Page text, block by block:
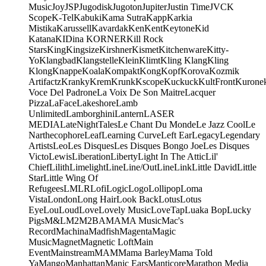
MusicJoyJSPJugodiskJugotonJupiterJustin TimeJVCK
ScopeK-TelKabukiKama SutraKappKarkia
MistikaKarussellKavardakKenKentKeytoneKid
KatanaKIDina KORNERKill Rock
StarsKingKingsizeKirshnerKismetKitchenwareKitty-
YoKlangbadKlangstelleKleinKlimtKling KlangKling
KlongKnappeKoalaKompaktKongKopfKorovaKozmik
ArtifactzKrankyKremKrunkKscopeKuckuckKultFront
Voce Del PadroneLa Voix De Son MaitreLacquer
PizzaLaFaceLakeshoreLamb
UnlimitedLamborghiniLanternLASER
MEDIALateNightTalesLe Chant Du MondeLe Jazz CoolLe
NarthecophoreLeafLearning CurveLeft EarLegacyLegendary
ArtistsLeoLes DisquesLes Disques Bongo JoeLes Disques
VictoLewisLiberationLibertyLight In The AtticLil'
ChiefLilithLimelightLineLine/OutLineLinkLittle DavidLittle
StarLittle Wing Of
RefugeesLMLRLofiLogicLogoLollipopLoma
VistaLondonLong HairLook BackLotusLotus
EyeLouLoudLoveLovely MusicLoveTapLuaka BopLucky
PigsM&LM2M2BAMAMA MusicMac's
RecordMachinaMadfishMagentaMagic
MusicMagnetMagnetic LoftMain
EventMainstreamMAMMama BarleyMama Told
YaMangoManhattanManic EarsManticoreMarathon Media